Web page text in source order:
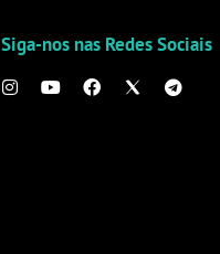
Siga-nos nas Redes Sociais